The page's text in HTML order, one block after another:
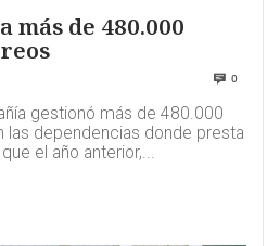
más de 480.000
0
gestionó más de 480.000
las dependencias donde presta
el año anterior,...